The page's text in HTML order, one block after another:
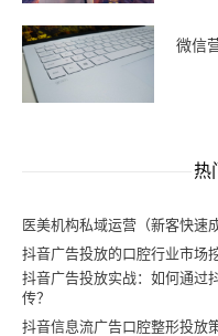
微信
热
医美机构私域运营（新客快速
抖音广告投放的口腔行业市场
抖音广告投放实战：如何通过
传？
抖音信息流广告口腔整形投放